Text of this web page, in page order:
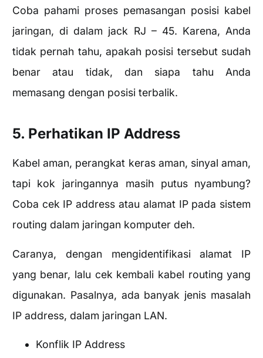
Coba pahami proses pemasangan posisi kabel
jaringan, di dalam jack RJ – 45. Karena, Anda
tidak pernah tahu, apakah posisi tersebut sudah
benar atau tidak, dan siapa tahu Anda
memasang dengan posisi terbalik.
5. Perhatikan IP Address
Kabel aman, perangkat keras aman, sinyal aman,
tapi kok jaringannya masih putus nyambung?
Coba cek IP address atau alamat IP pada sistem
routing dalam jaringan komputer deh.
Caranya, dengan mengidentifikasi alamat IP
yang benar, lalu cek kembali kabel routing yang
digunakan. Pasalnya, ada banyak jenis masalah
IP address, dalam jaringan LAN.
Konflik IP Address